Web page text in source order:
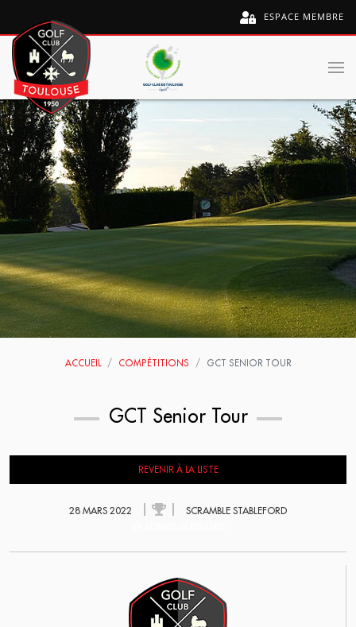
ESPACE MEMBRE
ACCUEIL COMPÉTITIONS GCT SENIOR TOUR
GCT Senior Tour
REVENIR À LA LISTE
28 MARS 2022 SCRAMBLE STABLEFORD